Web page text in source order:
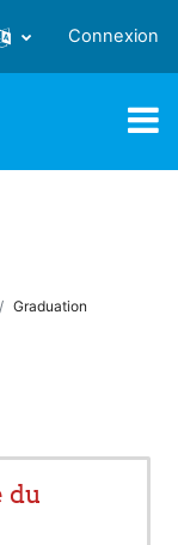
la saisie
Connexion
Graduation
du